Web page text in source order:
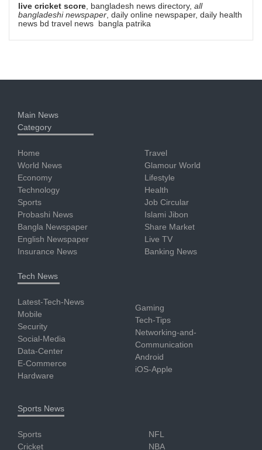
live cricket score , bangladesh news directory, all
bangladeshi newspaper , daily online newspaper, daily health
news bd travel news bangla patrika
Main News
Category
Home
World News
Economy
Technology
Sports
Probashi News
Bangla Newspaper
English Newspaper
Insurance News
Travel
Glamour World
Lifestyle
Health
Job Circular
Islami Jibon
Share Market
Live TV
Banking News
Tech News
Latest-Tech-News
Mobile
Security
Social-Media
Data-Center
E-Commerce
Hardware
Gaming
Tech-Tips
Networking-and-
Communication
Android
iOS-Apple
Sports News
Sports
Cricket
NFL
NBA